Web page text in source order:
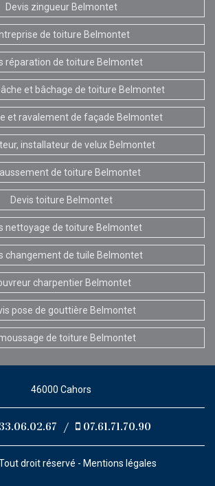
Devis zingueur Belmontet
de toiture Belmontet
réparation de toiture Belmontet
et bâchage de toiture Belmontet
et ravalement de façade Belmontet
installateur de velux Belmontet
de toiture Belmontet
Devis toiture Belmontet
nettoyage de toiture Belmontet
changement de tuile Belmontet
charpentier Belmontet
pose de gouttière Belmontet
de toiture Belmontet
46000 Cahors
/ 07.61.71.70.90
droit réservé - Mentions légales